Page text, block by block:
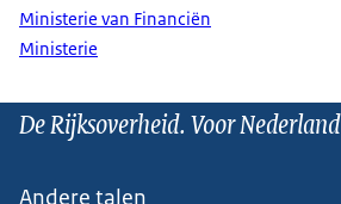
Ministerie van Financiën
Ministerie
De Rijksoverheid. Voor Nederland
Andere talen